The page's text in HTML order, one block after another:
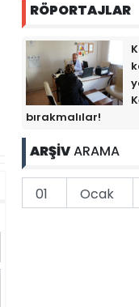
RÖPORTAJLAR
bırakmalılar!
ARŞİVARAMA